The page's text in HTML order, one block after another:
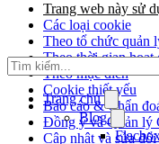
Trang chủ
Blog
Trang web này sử
Các loại cookie
Theo tổ chức quản
Theo thời gian hoạt
Theo mục đích
Cookie thiết yếu
Báo cáo & Chẩn
Đồng ý và Quản lý
Cập nhật và sửa